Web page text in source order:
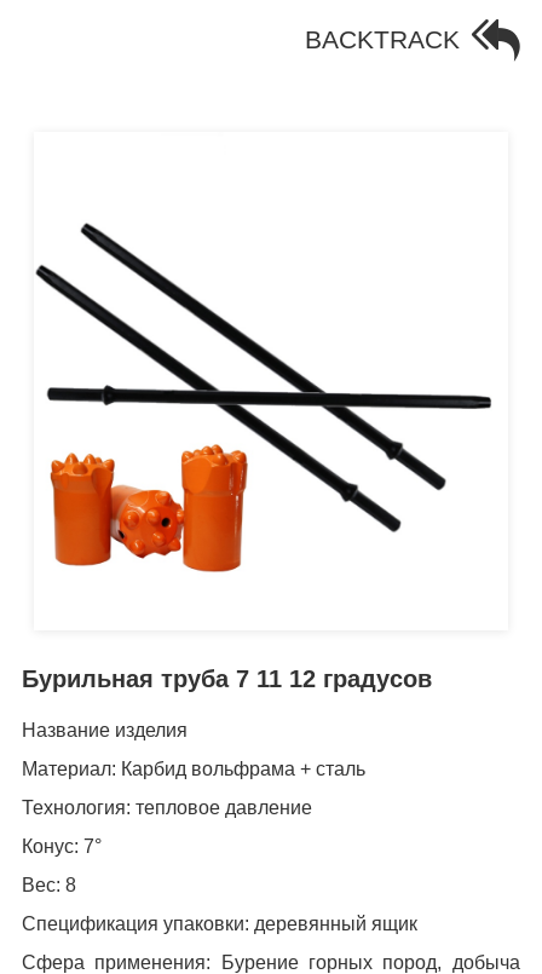
BACKTRACK
Бурильная труба 7 11 12 градусов
Название изделия
Материал: Карбид вольфрама + сталь
Технология: тепловое давление
Конус: 7°
Вес: 8
Спецификация упаковки: деревянный ящик
Сфера применения: Бурение горных пород, добыча